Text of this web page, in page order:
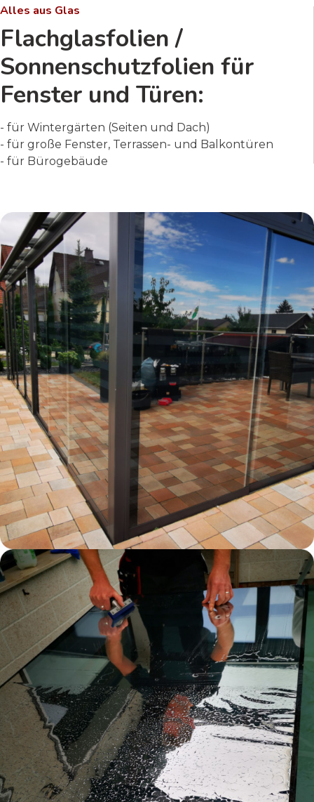
Alles aus Glas
Flachglasfolien /
Sonnenschutzfolien für
Fenster und Türen:
- für Wintergärten (Seiten und Dach)
- für große Fenster, Terrassen- und Balkontüren
- für Bürogebäude